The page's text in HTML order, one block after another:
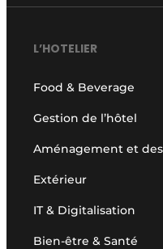
L’HOTELIER
Food & Beverage
Gestion de l’hôtel
Aménagement et
Extérieur
IT & Digitalisation
Bien-être & Santé